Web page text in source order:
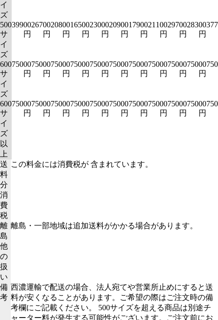
イ
ズ
500
サ
イ
ズ
39900
円
26700
円
20800
円
16500
円
23000
円
20900
円
17900
円
21100
円
29700
円
28300
円
600
サ
イ
ズ
75000
円
75000
円
75000
円
75000
円
75000
円
75000
円
75000
円
75000
円
75000
円
75000
円
600
サ
イ
ズ
以
上
75000
円
75000
円
75000
円
75000
円
75000
円
75000
円
75000
円
75000
円
75000
円
75000
円
送
料
分
消
費
税
この料金には消費税が 含まれています。
離
島
他
の
扱
い
離島・一部地域は追加送料がかかる場合があります。
備
考
西濃運輸で配送の場合、法人宛てや営業所止めにすると送
料が安くなることがあります。ご希望の際はご注文時の備
考欄にご記載ください。 500サイズを超える商品は別途チ
ャーター料が発生する可能性がございます。ご注文前にお